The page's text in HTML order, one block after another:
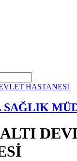
SAĞLIK